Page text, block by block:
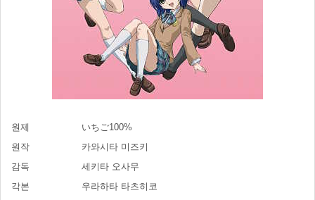
원제
いちご100%
원작
카와시타 미즈키
감독
세키타 오사무
각본
우라하타 타츠히코